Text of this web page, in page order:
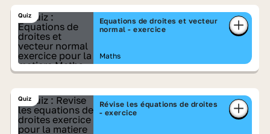
Quiz
Equations de droites et vecteur
normal - exercice
Maths
Quiz
Révise les équations de droites
- exercice